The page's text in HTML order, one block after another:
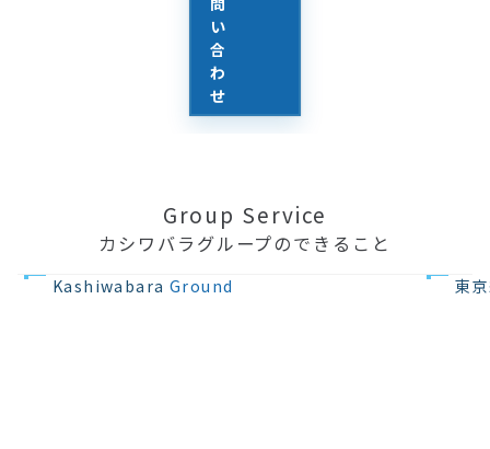
い
合
わ
せ
Group Service
カシワバラグループのできること
Kashiwabara Ground 東